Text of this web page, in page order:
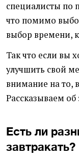
специалисты по
что помимо
выбор времени,
Так что если вы
улучшить свой
внимание на то,
Рассказываем
Есть ли
завтракать?